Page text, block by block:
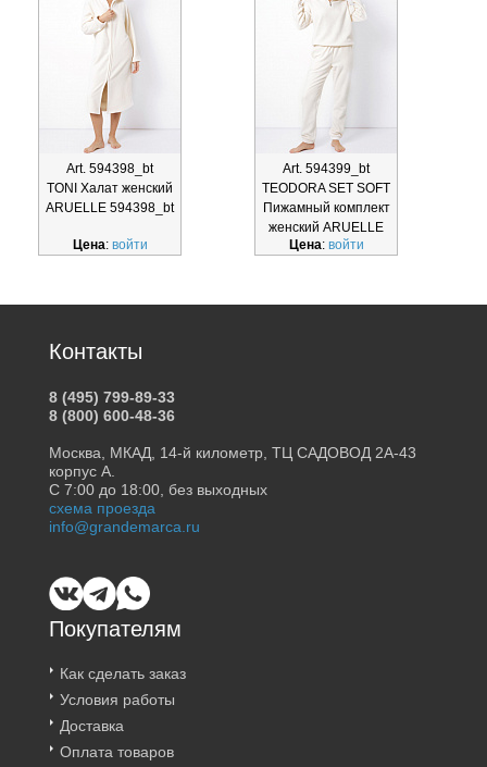
Art. 594398_bt
TONI Халат женский
ARUELLE 594398_bt
Цена: войти
Art. 594399_bt
TEODORA SET SOFT
Пижамный комплект
женский ARUELLE
594399_
Цена: войти
Покупателям
Как сделать заказ
Условия работы
Доставка
Оплата товаров
Контакты
8 (495) 799-89-33
8 (800) 600-48-36
Москва, МКАД, 14-й километр, ТЦ САДОВОД 2А-43
корпус А.
С 7:00 до 18:00, без выходных
схема проезда
info@grandemarca.ru